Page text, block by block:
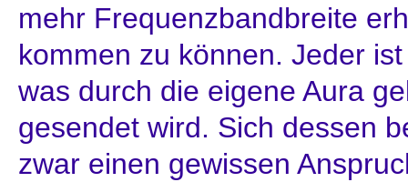
mehr Frequenzbandbreite
kommen zu können. Jeder
was durch die eigene Aura
gesendet wird. Sich dessen
zwar einen gewissen